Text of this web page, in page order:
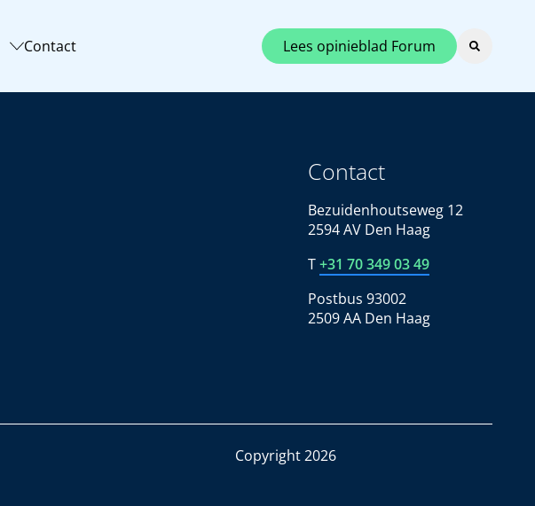
Contact Lees opinieblad Forum
Contact
Bezuidenhoutseweg 12
2594 AV Den Haag
T+31 70 349 03 49
Postbus 93002
2509 AA Den Haag
Copyright 2026